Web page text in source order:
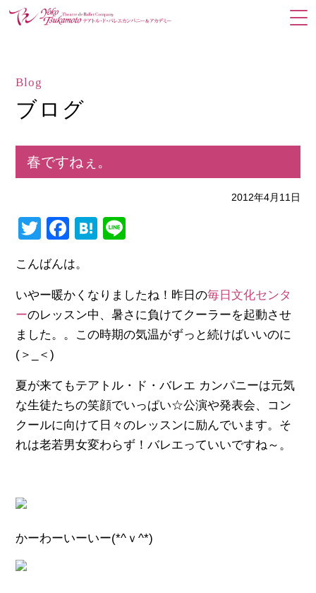
Blog
ブログ
春ですねぇ。
2012年4月11日
TwitterFacebook
Hatena
こんばんは。
いやー暖かくなりましたね！昨日の毎日文化センタ
ーのレッスン中、暑さに負けてクーラーを起動させ
ました。。この時期の気温がずっと続けばいいのに
(＞_＜)
夏が来てもテアトル・ド・バレエ カンパニーは元気
な生徒たちの笑顔でいっぱい☆公演や発表会、コン
クールに向けて日々のレッスンに励んでいます。そ
れは老若男女変わらず！バレエっていいですね～。
かーわーいーいー(*^ｖ^*)